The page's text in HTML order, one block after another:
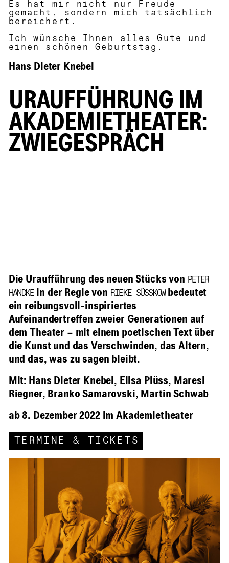
Es hat mir nicht nur Freude
gemacht, sondern mich tatsächlich
bereichert.
Ich wünsche Ihnen alles Gute und
einen schönen Geburtstag.
Hans Dieter Knebel
URAUFFÜHRUNG IM
AKADEMIETHEATER:
ZWIEGESPRÄCH
Die Uraufführung des neuen Stücks von PETER
HANDKEin der Regie von RIEKE SÜSSKOW bedeutet
ein reibungsvoll-inspiriertes
Aufeinandertreffen zweier Generationen auf
dem Theater – mit einem poetischen Text über
die Kunst und das Verschwinden, das Altern,
und das, was zu sagen bleibt.
Mit: Hans Dieter Knebel, Elisa Plüss, Maresi
Riegner, Branko Samarovski, Martin Schwab
ab 8. Dezember 2022 im Akademietheater
TERMINE & TICKETS